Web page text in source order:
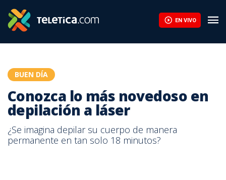
EN VIVO
BUEN DÍA
Conozca lo más novedoso en
depilación a láser
¿Se imagina depilar su cuerpo de manera
permanente en tan solo 18 minutos?